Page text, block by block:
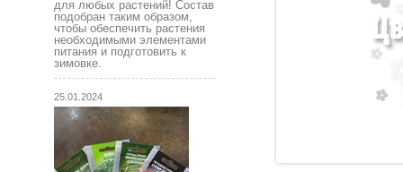
для любых растений! Состав
подобран таким образом,
чтобы обеспечить растения
необходимыми элементами
питания и подготовить к
зимовке.
25.01.2024